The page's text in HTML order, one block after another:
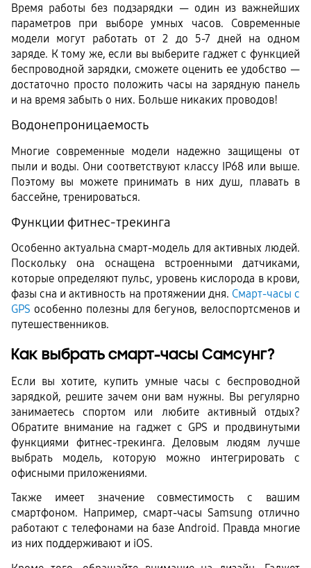
Время работы без подзарядки — один из важнейших
параметров при выборе умных часов. Современные
модели могут работать от 2 до 5-7 дней на одном
заряде. К тому же, если вы выберите гаджет с функцией
беспроводной зарядки, сможете оценить ее удобство —
достаточно просто положить часы на зарядную панель
и на время забыть о них. Больше никаких проводов!
Водонепроницаемость
Многие современные модели надежно защищены от
пыли и воды. Они соответствуют классу IP68 или выше.
Поэтому вы можете принимать в них душ, плавать в
бассейне, тренироваться.
Функции фитнес-трекинга
Особенно актуальна смарт-модель для активных людей.
Поскольку она оснащена встроенными датчиками,
которые определяют пульс, уровень кислорода в крови,
фазы сна и активность на протяжении дня. Смарт-часы с
GPS особенно полезны для бегунов, велоспортсменов и
путешественников.
Как выбрать смарт-часы Самсунг?
Если вы хотите, купить умные часы с беспроводной
зарядкой, решите зачем они вам нужны. Вы регулярно
занимаетесь спортом или любите активный отдых?
Обратите внимание на гаджет с GPS и продвинутыми
функциями фитнес-трекинга. Деловым людям лучше
выбрать модель, которую можно интегрировать с
офисными приложениями.
Также имеет значение совместимость с вашим
смартфоном. Например, смарт-часы Samsung отлично
работают с телефонами на базе Android. Правда многие
из них поддерживают и iOS.